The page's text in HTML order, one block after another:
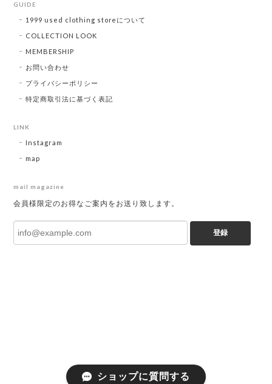
GUIDE
1999 used clothing storeについて
COLLECTION LOOK
MEMBERSHIP
お問い合わせ
プライバシーポリシー
特定商取引法に基づく表記
LINK
Instagram
map
mail magazine
会員様限定のお得なご案内をお送り致します。
登録
ショップに質問する